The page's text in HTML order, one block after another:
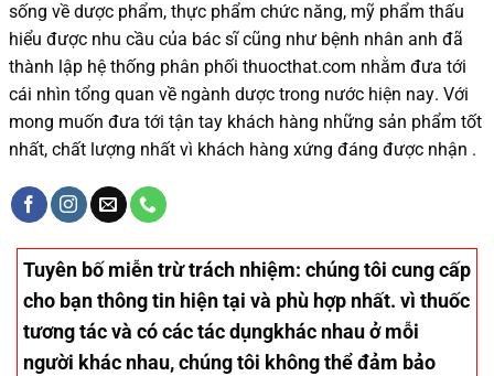
sống về dược phẩm, thực phẩm chức năng, mỹ phẩm thấu
hiểu được nhu cầu của bác sĩcũng như bệnh nhân anh đã
thành lập hệ thống phân phối thuocthat.com nhằm đưa tới
cái nhìn tổng quan về ngành dược trong nước hiện nay. Với
mong muốn đưa tới tận tay khách hàng những sản phẩm tốt
nhất, chất lượng nhất vì khách hàng xứng đáng được nhận .
Tuyên bố miễn trừ trách nhiệm: chúng tôi cung cấp
cho bạn thông tin hiện tại và phù hợp nhất. vì thuốc
tương tác và có các tác dụngkhác nhau ở mỗi
người khác nhau, chúng tôi không thể đảm bảo